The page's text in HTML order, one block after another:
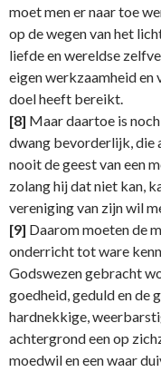
moet men er naar toe
op de wegen van het
liefde en wereldse
eigen werkzaamheid
doel heeft bereikt.
[8] Maar daartoe is
dwang bevorderlijk, die
nooit de geest van een
zolang hij dat niet kan,
vereniging van zijn wil
[9] Daarom moeten de
onderricht tot ware
Godswezen gebracht
goedheid, geduld en de
hardnekkige,
achtergrond een op
moedwil en een waar